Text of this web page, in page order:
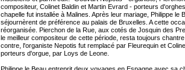
compositeur, Colinet Baldin et Martin Evrard - porteurs
chapelle fut installée à Malines. Après leur mariage, Philippe le
séjournèrent de préférence au palais de Bruxelles. A cette
réorganisée. Pierchon de la Rue, aux cotés de Josquin des
le meilleur compositeur de cette période, resta toujours
contre, l'organiste Nepotis fut remplacé par Fleurequin et
porteurs d'orgue, par Loys de Leone.